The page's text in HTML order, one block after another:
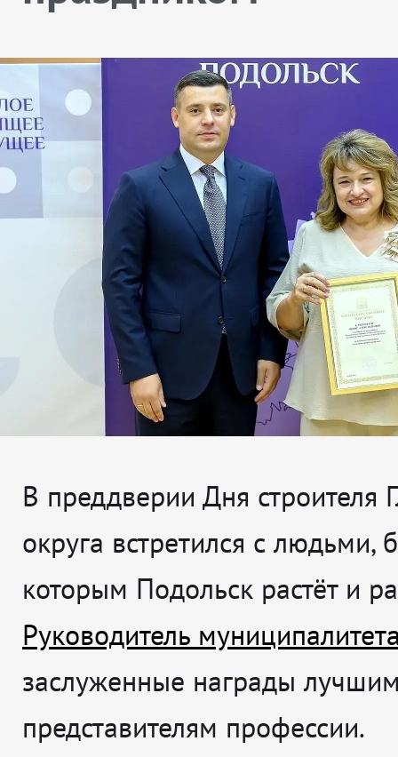
В преддверии Дня строителя
округа встретился с людьми,
которым Подольск растёт и
Руководитель
заслуженные награды
представителям профессии.